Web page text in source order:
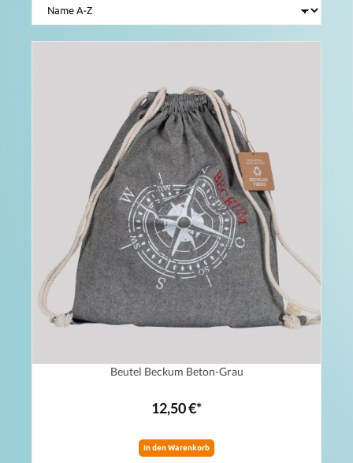
Beutel Beckum Beton-Grau
12,50 €*
In den Warenkorb